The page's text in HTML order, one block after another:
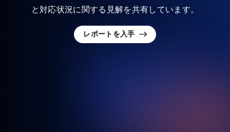
と対応状況に関する見解を共有しています。
レポートを入手